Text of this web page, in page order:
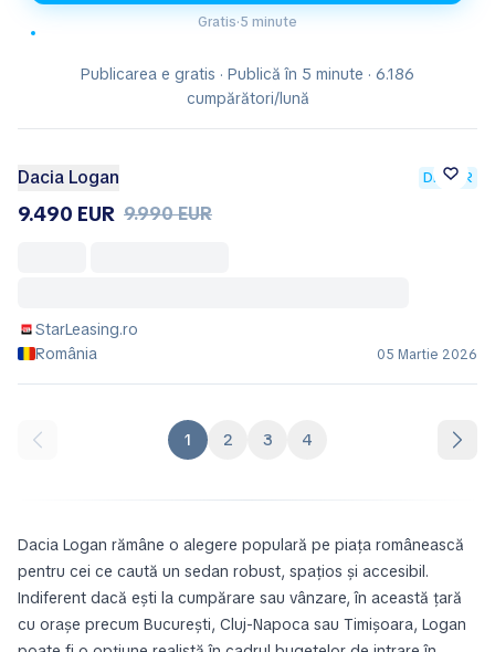
Gratis·5 minute
Publicarea e gratis · Publică în 5 minute · 6.186
cumpărători/lună
Dacia Logan DEALER
9.490 EUR 9.990 EUR
StarLeasing.ro
România
05 Martie 2026
1 2 3 4
Dacia Logan rămâne o alegere populară pe piața românească
pentru cei ce caută un sedan robust, spațios și accesibil.
Indiferent dacă ești la cumpărare sau vânzare, în această țară
cu orașe precum București, Cluj-Napoca sau Timișoara, Logan